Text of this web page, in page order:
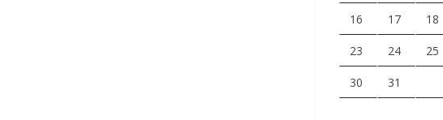
16 17 18
23 24 25
30 31